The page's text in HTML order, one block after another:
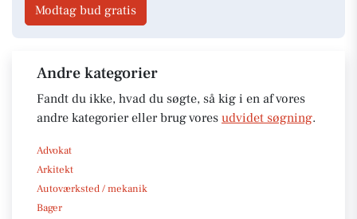
Modtag bud gratis
Andre kategorier
Fandt du ikke, hvad du søgte, så kig i en af vores
andre kategorier eller brug vores udvidet søgning.
Advokat
Arkitekt
Autoværksted / mekanik
Bager